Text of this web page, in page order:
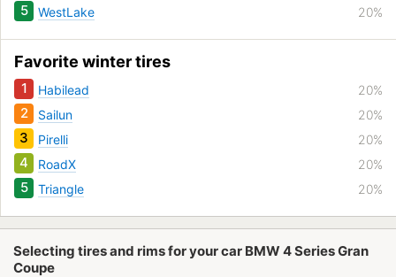
5 WestLake 20%
Favorite winter tires
1 Habilead 20%
2 Sailun 20%
3 Pirelli 20%
4 RoadX 20%
5 Triangle 20%
Selecting tires and rims for your car BMW 4 Series Gran
Coupe